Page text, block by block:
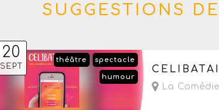
SUGGESTIONS
20
SEPT
spectacle
théâtre
humour
Du jeudi 17
La